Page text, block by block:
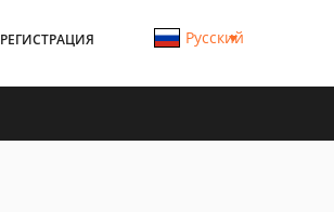
РЕГИСТРАЦИЯ Русский